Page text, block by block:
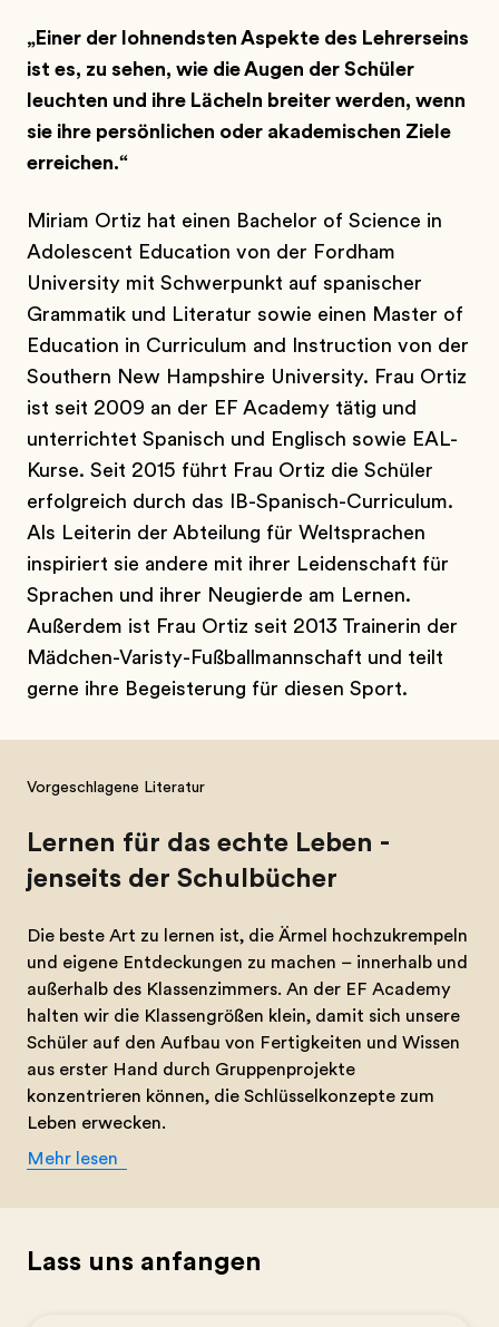
„Einer der lohnendsten Aspekte des Lehrerseins
ist es, zu sehen, wie die Augen der Schüler
leuchten und ihre Lächeln breiter werden, wenn
sie ihre persönlichen oder akademischen Ziele
erreichen.“
Miriam Ortiz hat einen Bachelor of Science in
Adolescent Education von der Fordham
University mit Schwerpunkt auf spanischer
Grammatik und Literatur sowie einen Master of
Education in Curriculum and Instruction von der
Southern New Hampshire University. Frau Ortiz
ist seit 2009 an der EF Academy tätig und
unterrichtet Spanisch und Englisch sowie EAL-
Kurse. Seit 2015 führt Frau Ortiz die Schüler
erfolgreich durch das IB-Spanisch-Curriculum.
Als Leiterin der Abteilung für Weltsprachen
inspiriert sie andere mit ihrer Leidenschaft für
Sprachen und ihrer Neugierde am Lernen.
Außerdem ist Frau Ortiz seit 2013 Trainerin der
Mädchen-Varisty-Fußballmannschaft und teilt
gerne ihre Begeisterung für diesen Sport.
Vorgeschlagene Literatur
Lernen für das echte Leben -
jenseits der Schulbücher
Die beste Art zu lernen ist, die Ärmel hochzukrempeln
und eigene Entdeckungen zu machen – innerhalb und
außerhalb des Klassenzimmers. An der EF Academy
halten wir die Klassengrößen klein, damit sich unsere
Schüler auf den Aufbau von Fertigkeiten und Wissen
aus erster Hand durch Gruppenprojekte
konzentrieren können, die Schlüsselkonzepte zum
Leben erwecken.
Mehr lesen
Lass uns anfangen